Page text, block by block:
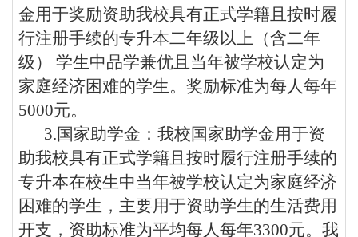
金用于奖励资助我校具有正式学籍且按时履
行注册手续的专升本二年级以上（含二年
级）
学生中品学兼优且当年被学校认定为
家庭经济困难的学生。奖励标准为每人每年
5000元。
3.国家助学金：我校国家助学金用于资
助我校具有正式学籍且按时履行注册手续的
专升本在校生中当年被学校认定为家庭经济
困难的学生，主要用于资助学生的生活费用
开支，资助标准为平均每人每年3300元。我